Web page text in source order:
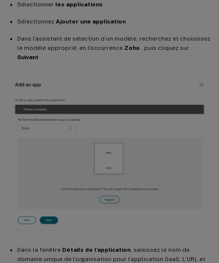
Sélectionner les applications
Sélectionnez Ajouter une application
Dans l’assistant de sélection d’un modèle, recherchez et choisissez
le modèle approprié, en l’occurrence Zoho , puis cliquez sur
Suivant
Dans la fenêtre Détails de l’application , saisissez le nom de
domaine unique de l’organisation pour l’application SaaS. L’URL et